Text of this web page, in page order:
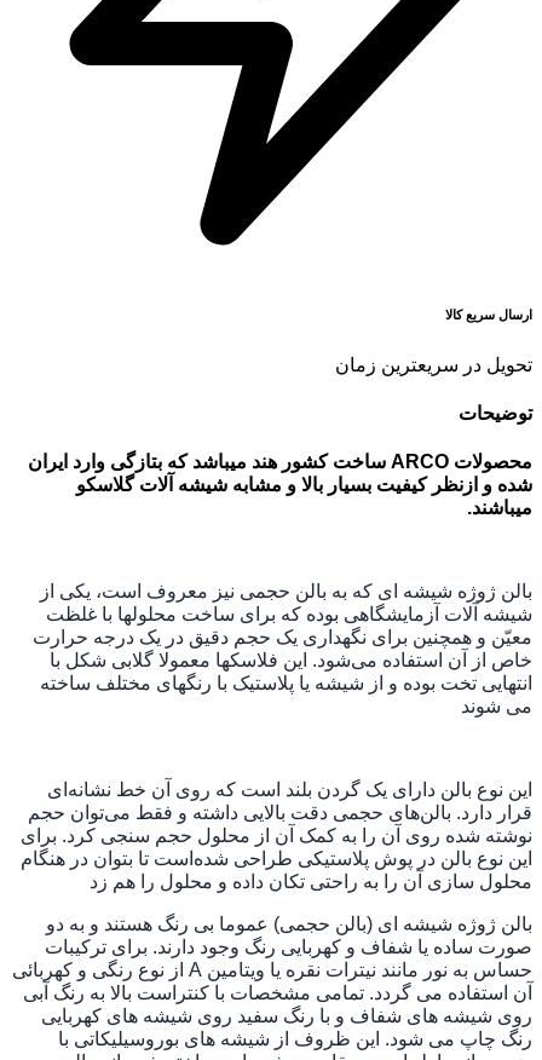
ارسال سریع کالا
تحویل در سریعترین زمان
توضیحات
محصولات ARCO ساخت کشور هند میباشد که بتازگی وارد ایران
شده و ازنظر کیفیت بسیار بالا و مشابه شیشه آلات گلاسکو
میباشند.
بالن ژوژه شیشه ای که به بالن حجمی نیز معروف است، یکی از
شیشه آلات آزمایشگاهی بوده که برای ساخت محلولها با غلظت
معیّن و همچنین برای نگهداری یک حجم دقیق در یک درجه حرارت
خاص از آن استفاده می‌شود. این فلاسکها معمولا گلابی شکل با
انتهایی تخت بوده و از شیشه یا پلاستیک با رنگهای مختلف ساخته
می شوند
این نوع بالن دارای یک گردن بلند است که روی آن خط نشانه‌ای
قرار دارد. بالن‌های حجمی دقت بالایی داشته و فقط می‌توان حجم
نوشته شده روی آن را به کمک آن از محلول حجم سنجی کرد. برای
این نوع بالن در پوش پلاستیکی طراحی شده‌است تا بتوان در هنگام
محلول سازی آن را به راحتی تکان داده و محلول را هم زد
بالن ژوژه شیشه ای (بالن حجمی) عموما بی رنگ هستند و به دو
صورت ساده یا شفاف و کهربایی رنگ وجود دارند. برای ترکیبات
حساس به نور مانند نیترات نقره یا ویتامین A از نوع رنگی و کهربائی
آن استفاده می گردد. تمامی مشخصات با کنتراست بالا به رنگ آبی
روی شیشه های شفاف و با رنگ سفید روی شیشه های کهربایی
رنگ چاپ می شود. این ظروف از شیشه های بوروسیلیکاتی با